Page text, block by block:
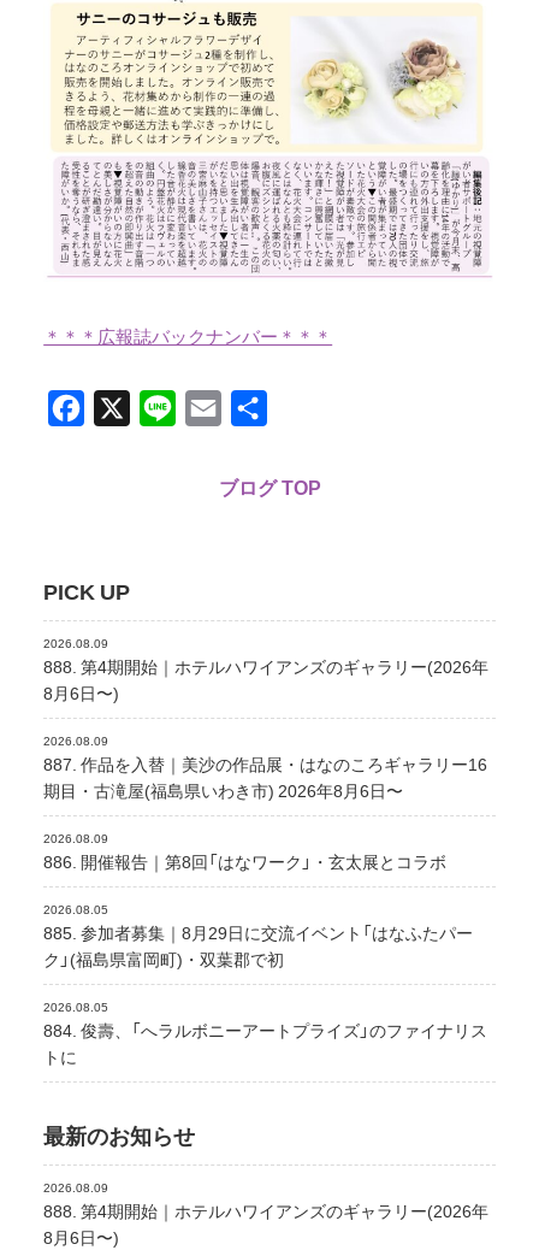
＊＊＊広報誌バックナンバー＊＊＊
Facebook
X Line Email
ブログ TOP
PICK UP
2026.08.09
888. 第4期開始｜ホテルハワイアンズのギャラリー(2026年
8月6日〜)
2026.08.09
887. 作品を入替｜美沙の作品展・はなのころギャラリー16
期目・古滝屋(福島県いわき市) 2026年8月6日〜
2026.08.09
886. 開催報告｜第8回「はなワーク」・玄太展とコラボ
2026.08.05
885. 参加者募集｜8月29日に交流イベント「はなふたパー
ク」(福島県富岡町)・双葉郡で初
2026.08.05
884. 俊壽、「へラルボニーアートプライズ」のファイナリス
トに
最新のお知らせ
2026.08.09
888. 第4期開始｜ホテルハワイアンズのギャラリー(2026年
8月6日〜)